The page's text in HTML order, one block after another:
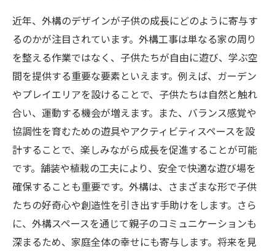
近年、外構のデザインが子供の成長にどのように寄与す
るのかが注目されています。外構工事は単なる家の周り
を整える作業ではなく、子供たちが自由に遊び、学ぶ空
間を提供する重要な要素といえます。例えば、ガーデン
やプレイエリアを設けることで、子供たちは自然と触れ
合い、運動する機会が増えます。また、バランス感覚や
協調性を育むための遊具やアクティビティスペースを設
計することで、楽しみながら成長を促進することが可能
です。舗装や植栽の工夫により、安全で快適な遊び場を
確保することも重要です。外構は、さまざまな形で子供
たちの好奇心や創造性を引き出す手助けをします。さら
に、外構スペースを通じて親子のコミュニケーションも
深まるため、家庭全体の幸せにも寄与します。将来を見